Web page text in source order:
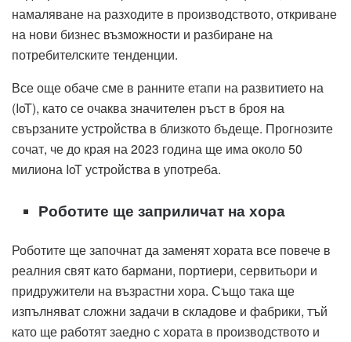
намаляване на разходите в производството, откриване
на нови бизнес възможности и разбиране на
потребителските тенденции.
Все още обаче сме в ранните етапи на развитието на
(IoT), като се очаква значителен ръст в броя на
свързаните устройства в близкото бъдеще. Прогнозите
сочат, че до края на 2023 година ще има около 50
милиона IoT устройства в употреба.
Роботите ще заприличат на хора
Роботите ще започнат да заменят хората все повече в
реалния свят като бармани, портиери, сервитьори и
придружители на възрастни хора. Също така ще
изпълняват сложни задачи в складове и фабрики, тъй
като ще работят заедно с хората в производството и